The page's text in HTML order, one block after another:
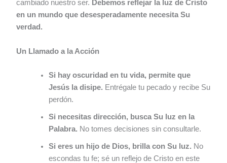
cambiado nuestro ser. Debemos reflejar la luz de Cristo
en un mundo que desesperadamente necesita Su
verdad.
Un Llamado a la Acción
Si hay oscuridad en tu vida, permite que
Jesús la disipe. Entrégale tu pecado y recibe Su
perdón.
Si necesitas dirección, busca Su luz en la
Palabra. No tomes decisiones sin consultarle.
Si eres un hijo de Dios, brilla con Su luz. No
escondas tu fe; sé un reflejo de Cristo en este